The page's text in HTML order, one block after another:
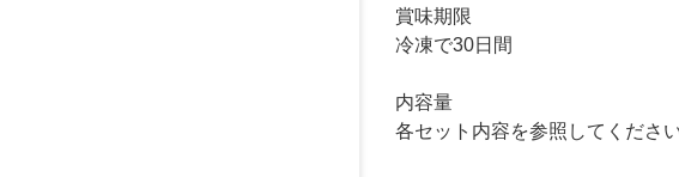
賞味期限
冷凍で30日間
内容量
各セット内容を参照してください